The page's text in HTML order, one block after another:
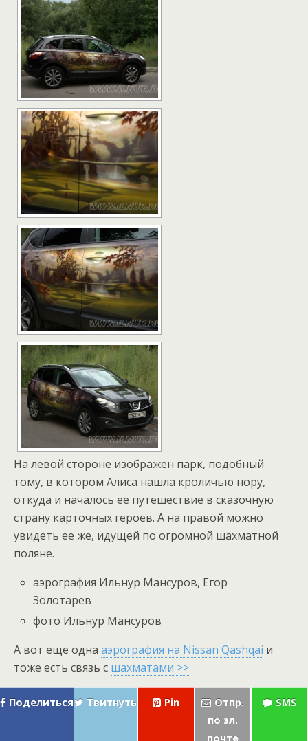
На левой стороне изображен парк, подобный
тому, в котором Алиса нашла кроличью нору,
откуда и началось ее путешествие в сказочную
страну карточных героев. А на правой можно
увидеть ее же, идущей по огромной шахматной
поляне.
аэрография Ильнур Мансуров, Егор
Золотарев
фото Ильнур Мансуров
А вот еще одна аэрография на Nissan Qashqai и
тоже есть связь с шахматами >>
Поделиться Твитнуть Pin
Отпр.
по эл.
почте
SMS